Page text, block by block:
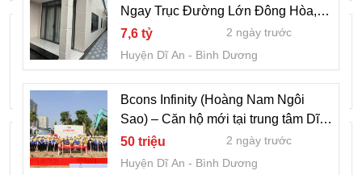
Máng Đèn Led Chống Cháy Nổ Đơn, Đôi
1.2m
1
3 ngày trước
Huyện Dĩ An
Bình Dương
Đơn vị cung cấp dầu nhớt tại KCN Tân
Uyên, Bình Dương
Ngay Trục Đường Lớn Đông Hòa,
Tặng Full Nội Thất Xịn - 7.6 Tỷ (TL)
7,6 tỷ
2 ngày trước
Huyện Dĩ An
Bình Dương
Bcons Infinity (Hoàng Nam Ngôi
Sao) – Căn hộ mới tại trung tâm Dĩ
An, vị trí vàng đường Thống Nhất,
chuẩn bị ra mắt
50 triệu
2 ngày trước
Huyện Dĩ An
Bình Dương